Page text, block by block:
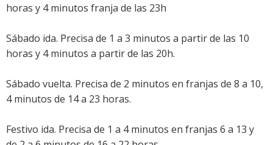
horas y 4 minutos franja de las 23h
Sábado ida. Precisa de 1 a 3 minutos a partir de las 10
horas y 4 minutos a partir de las 20h.
Sábado vuelta. Precisa de 2 minutos en franjas de 8 a 10,
4 minutos de 14 a 23 horas.
Festivo ida. Precisa de 1 a 4 minutos en franjas 6 a 13 y